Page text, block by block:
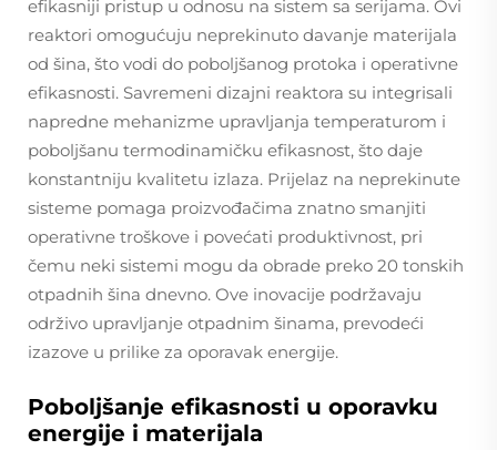
efikasniji pristup u odnosu na sistem sa serijama. Ovi
reaktori omogućuju neprekinuto davanje materijala
od šina, što vodi do poboljšanog protoka i operativne
efikasnosti. Savremeni dizajni reaktora su integrisali
napredne mehanizme upravljanja temperaturom i
poboljšanu termodinamičku efikasnost, što daje
konstantniju kvalitetu izlaza. Prijelaz na neprekinute
sisteme pomaga proizvođačima znatno smanjiti
operativne troškove i povećati produktivnost, pri
čemu neki sistemi mogu da obrade preko 20 tonskih
otpadnih šina dnevno. Ove inovacije podržavaju
održivo upravljanje otpadnim šinama, prevodeći
izazove u prilike za oporavak energije.
Poboljšanje efikasnosti u oporavku
energije i materijala